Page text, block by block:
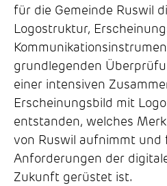
für die Gemeinde Ruswil
Logostruktur,
grundlegenden
einer intensiven
Erscheinungsbild mit
entstanden, welches
von Ruswil aufnimmt und
Anforderungen der
Zukunft gerüstet ist.